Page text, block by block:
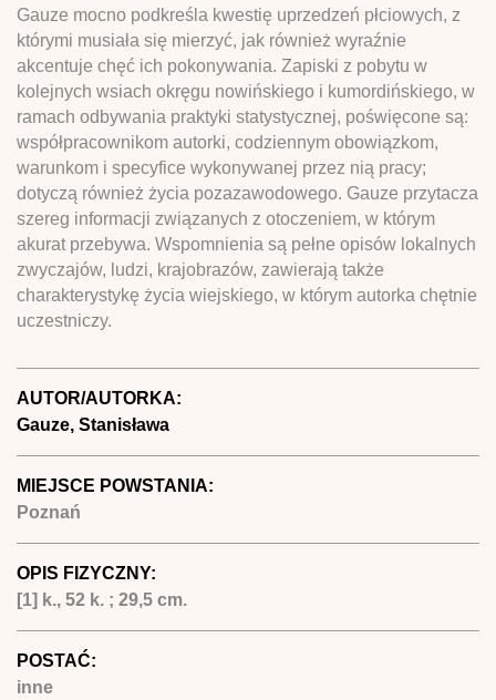
Gauze mocno podkreśla kwestię uprzedzeń płciowych, z
którymi musiała się mierzyć, jak również wyraźnie
akcentuje chęć ich pokonywania. Zapiski z pobytu w
kolejnych wsiach okręgu nowińskiego i kumordińskiego, w
ramach odbywania praktyki statystycznej, poświęcone są:
współpracownikom autorki, codziennym obowiązkom,
warunkom i specyfice wykonywanej przez nią pracy;
dotyczą również życia pozazawodowego. Gauze przytacza
szereg informacji związanych z otoczeniem, w którym
akurat przebywa. Wspomnienia są pełne opisów lokalnych
zwyczajów, ludzi, krajobrazów, zawierają także
charakterystykę życia wiejskiego, w którym autorka chętnie
uczestniczy.
AUTOR/AUTORKA:
Gauze, Stanisława
MIEJSCE POWSTANIA:
Poznań
OPIS FIZYCZNY:
[1] k., 52 k. ; 29,5 cm.
POSTAĆ:
inne